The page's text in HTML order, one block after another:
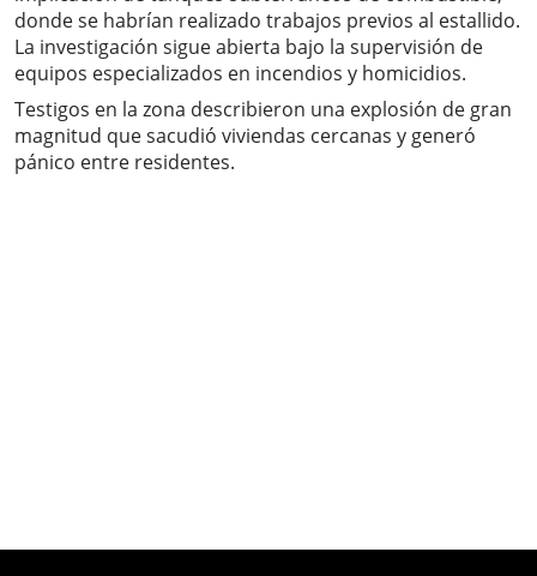
donde se habrían realizado trabajos previos al estallido.
La investigación sigue abierta bajo la supervisión de
equipos especializados en incendios y homicidios.
Testigos en la zona describieron una explosión de gran
magnitud que sacudió viviendas cercanas y generó
pánico entre residentes.